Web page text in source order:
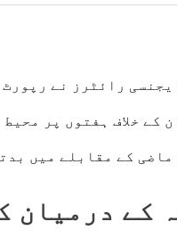
رائٹرز نے
کے خلاف ہفتوں پر
کے مقابلے میں
کے درمیان